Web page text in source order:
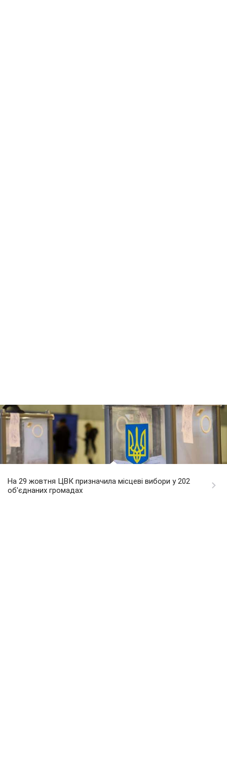
На 29 жовтня ЦВК призначила місцеві вибори у 202
об'єднаних громадах